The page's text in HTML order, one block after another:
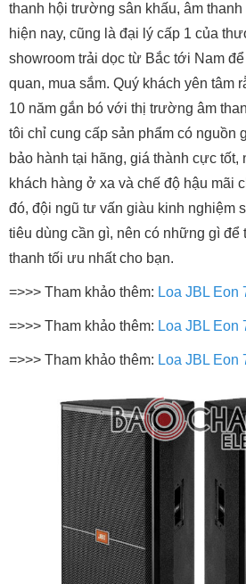
thanh hội trường sân khấu, âm
hiện nay, cũng là đại lý cấp 1 của
showroom trải dọc từ Bắc tới Nam
quan, mua sắm. Quý khách yên tâm
10 năm gắn bó với thị trường âm
tôi chỉ cung cấp sản phẩm có nguồn
bảo hành tại hãng, giá thành cực tốt,
khách hàng ở xa và chế độ hậu mãi
đó, đội ngũ tư vấn giàu kinh nghiệm
tiêu dùng cần gì, nên có những gì để
thanh tối ưu nhất cho bạn.
=>>> Tham khảo thêm: Loa JBL Eon
=>>> Tham khảo thêm: Loa JBL Eon
=>>> Tham khảo thêm: Loa JBL Eon